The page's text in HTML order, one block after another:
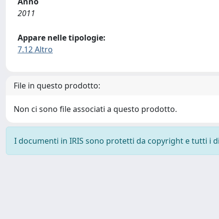
2011
Appare nelle tipologie:
7.12 Altro
File in questo prodotto:
Non ci sono file associati a questo prodotto.
I documenti in IRIS sono protetti da copyright e tutti i